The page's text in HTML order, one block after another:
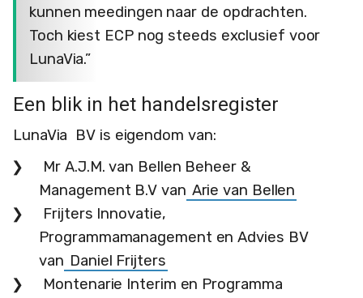
kunnen meedingen naar de opdrachten.
Toch kiest ECP nog steeds exclusief voor
LunaVia.”
Een blik in het handelsregister
LunaVia BV is eigendom van:
Mr A.J.M. van Bellen Beheer &
Management B.V van Arie van Bellen
Frijters Innovatie,
Programmamanagement en Advies BV
van Daniel Frijters
Montenarie Interim en Programma